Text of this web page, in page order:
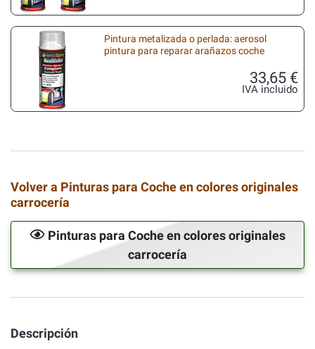
Pintura metalizada o perlada: aerosol
pintura para reparar arañazos coche
33,65 €
IVA incluido
Volver a Pinturas para Coche en colores originales
carrocería
Pinturas para Coche en colores originales
carrocería
Descripción